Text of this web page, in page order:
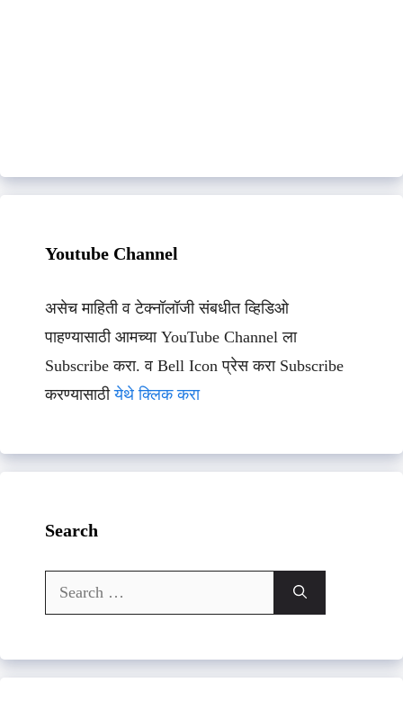
Youtube Channel
असेच माहिती व टेक्नॉलॉजी संबधीत व्हिडिओ
पाहण्यासाठी आमच्या YouTube Channel ला
Subscribe करा. व Bell Icon प्रेस करा Subscribe
करण्यासाठीयेथे क्लिक करा
Search
Search
for: